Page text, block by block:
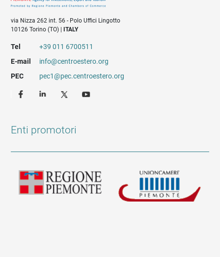
via Nizza 262 int. 56 - Polo Uffici Lingotto
10126 Torino (TO) |
ITALY
Tel
+39 011 6700511
E-mail
info@centroestero.org
PEC
pec1@pec.centroestero.org
Enti promotori